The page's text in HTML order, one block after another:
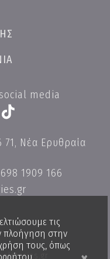
media
71, Νέα Ερυθραία
698 1909 166
τις
πλοήγηση στην
τους, όπως